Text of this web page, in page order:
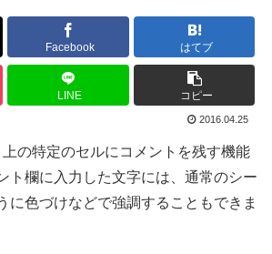
Facebook はてブ
LINE コピー
2016.04.25
の特定のセルにコメントを残す機能
ト欄に入力した文字には、通常のシー
に色づけなどで強調することもできま